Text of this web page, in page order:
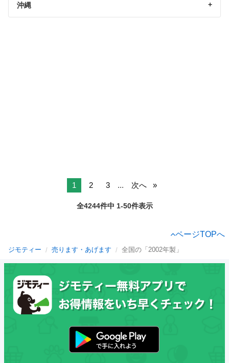
沖縄
1 2 3 ... 次へ
全4244件中 1-50件表示
ページTOPへ
ジモティー 売ります・あげます 全国の「2002年製」